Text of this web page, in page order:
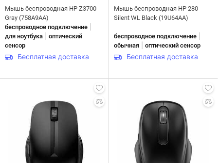
Мышь беспроводная HP Z3700
Gray (758A9AA)
беспроводное подключение
для ноутбука
оптический
сенсор
Бесплатная доставка
Мышь беспроводная HP 280
Silent WL Black (19U64AA)
беспроводное подключение
обычная оптический сенсор
Бесплатная доставка